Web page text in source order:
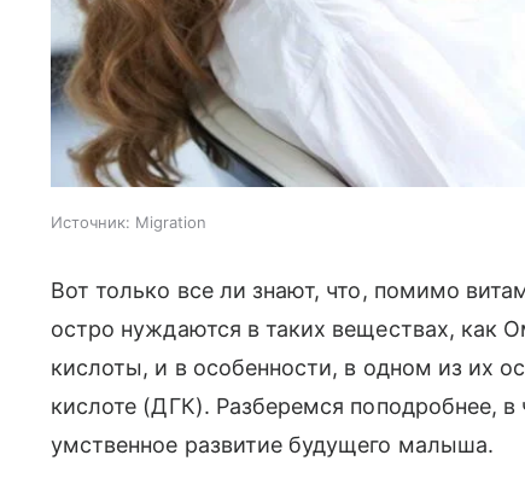
Источник: Migration
Вот только все ли знают, что, помимо
остро нуждаются в таких веществах, как
кислоты, и в особенности, в одном из их
кислоте (ДГК). Разберемся поподробнее,
умственное развитие будущего малыша.